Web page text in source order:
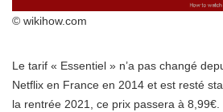
© wikihow.com
Le tarif « Essentiel » n’a pas changé
Netflix en France en 2014 et est resté
la rentrée 2021, ce prix passera à 8,99€.